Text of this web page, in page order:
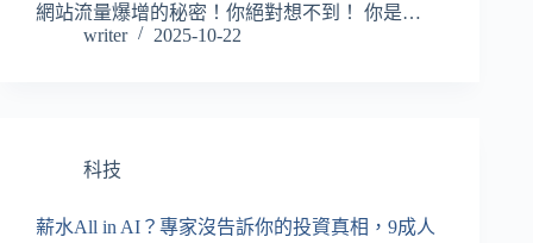
網站流量爆增的秘密！你絕對想不到！ 你是…
writer
2025-10-22
科技
薪水All in AI？專家沒告訴你的投資真相，9成人